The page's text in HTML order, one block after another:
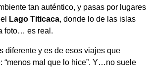
tan auténtico, y pasas por lugares
Lago Titicaca, donde lo de las islas
foto… es real.
diferente y es de esos viajes que
“menos mal que lo hice”. Y…no suele